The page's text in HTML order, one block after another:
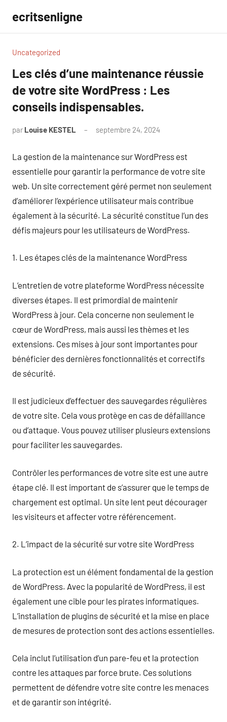
contenu
ecritsenligne
Uncategorized
Les clés d’une maintenance réussie
de votre site WordPress : Les
conseils indispensables.
par Louise KESTEL septembre 24, 2024
La gestion de la maintenance sur WordPress est
essentielle pour garantir la performance de votre site
web. Un site correctement géré permet non seulement
d’améliorer l’expérience utilisateur mais contribue
également à la sécurité. La sécurité constitue l’un des
défis majeurs pour les utilisateurs de WordPress.
1. Les étapes clés de la maintenance WordPress
L’entretien de votre plateforme WordPress nécessite
diverses étapes. Il est primordial de maintenir
WordPress à jour. Cela concerne non seulement le
cœur de WordPress, mais aussi les thèmes et les
extensions. Ces mises à jour sont importantes pour
bénéficier des dernières fonctionnalités et correctifs
de sécurité.
Il est judicieux d’effectuer des sauvegardes régulières
de votre site. Cela vous protège en cas de défaillance
ou d’attaque. Vous pouvez utiliser plusieurs extensions
pour faciliter les sauvegardes.
Contrôler les performances de votre site est une autre
étape clé. Il est important de s’assurer que le temps de
chargement est optimal. Un site lent peut décourager
les visiteurs et affecter votre référencement.
2. L’impact de la sécurité sur votre site WordPress
La protection est un élément fondamental de la gestion
de WordPress. Avec la popularité de WordPress, il est
également une cible pour les pirates informatiques.
L’installation de plugins de sécurité et la mise en place
de mesures de protection sont des actions essentielles.
Cela inclut l’utilisation d’un pare-feu et la protection
contre les attaques par force brute. Ces solutions
permettent de défendre votre site contre les menaces
et de garantir son intégrité.